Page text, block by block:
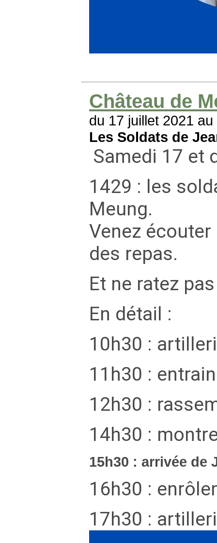
Château de
du 17 juillet 2021
Les Soldats de
Samedi 17 et
1429 : les
Meung.
Venez
des repas.
Et ne ratez
En détail :
10h30 :
11h30 :
12h30 :
14h30 :
15h30 : arrivée de
16h30 :
17h30 :